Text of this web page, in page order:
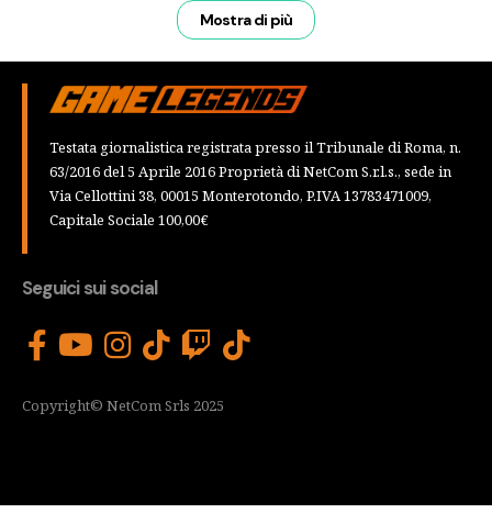
Mostra di più
Testata giornalistica registrata presso il Tribunale di Roma, n.
63/2016 del 5 Aprile 2016 Proprietà di NetCom S.r.l.s., sede in
Via Cellottini 38, 00015 Monterotondo, P.IVA 13783471009,
Capitale Sociale 100,00€
Seguici sui social
Copyright© NetCom Srls 2025